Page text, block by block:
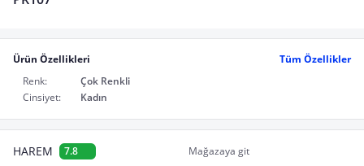
Ürün Özellikleri
Tüm Özellikler
Renk:
Çok Renkli
Cinsiyet:
Kadın
HAREM 7.8 Mağazaya git